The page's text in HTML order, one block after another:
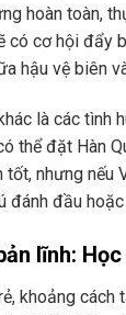
hoàn toàn,
có cơ hội đẩy
hậu vệ biên
là các tình
thể đặt Hàn
tốt, nhưng
đánh đầu
lĩnh:
khoảng cách